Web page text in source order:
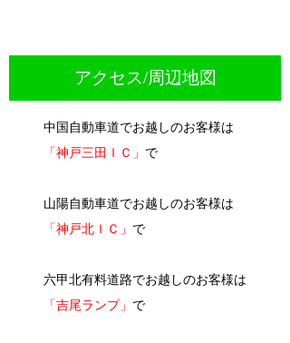
アクセス/周辺地図
中国自動車道でお越しのお客様は
「神戸三田ＩＣ」 で
山陽自動車道でお越しのお客様は
「神戸北ＩＣ」 で
六甲北有料道路でお越しのお客様は
「吉尾ランプ」 で